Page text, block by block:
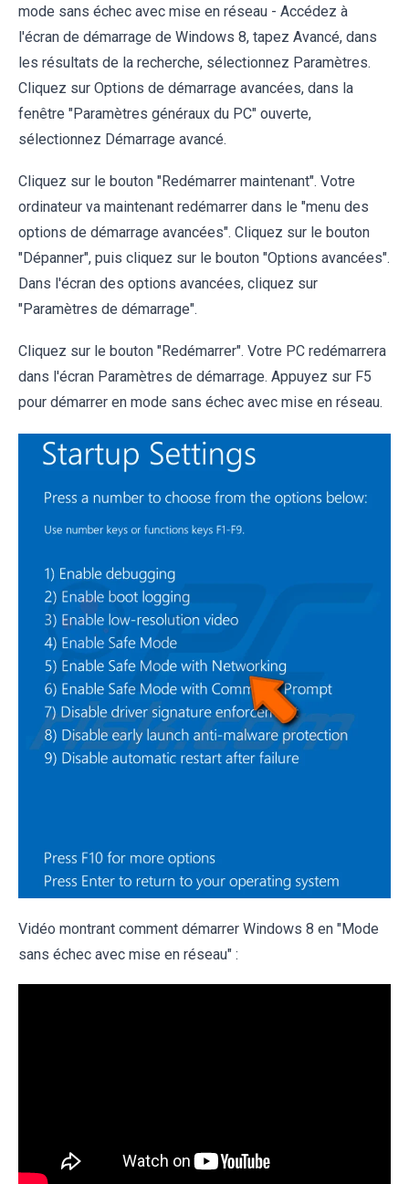
mode sans échec avec mise en réseau - Accédez à
l'écran de démarrage de Windows 8, tapez Avancé, dans
les résultats de la recherche, sélectionnez Paramètres.
Cliquez sur Options de démarrage avancées, dans la
fenêtre "Paramètres généraux du PC" ouverte,
sélectionnez Démarrage avancé.
Cliquez sur le bouton "Redémarrer maintenant". Votre
ordinateur va maintenant redémarrer dans le "menu des
options de démarrage avancées". Cliquez sur le bouton
"Dépanner", puis cliquez sur le bouton "Options avancées".
Dans l'écran des options avancées, cliquez sur
"Paramètres de démarrage".
Cliquez sur le bouton "Redémarrer". Votre PC redémarrera
dans l'écran Paramètres de démarrage. Appuyez sur F5
pour démarrer en mode sans échec avec mise en réseau.
Vidéo montrant comment démarrer Windows 8 en "Mode
sans échec avec mise en réseau" :